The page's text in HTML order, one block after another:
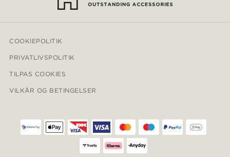
COOKIEPOLITIK
PRIVATLIVSPOLITIK
TILPAS COOKIES
VILKÅR OG BETINGELSER